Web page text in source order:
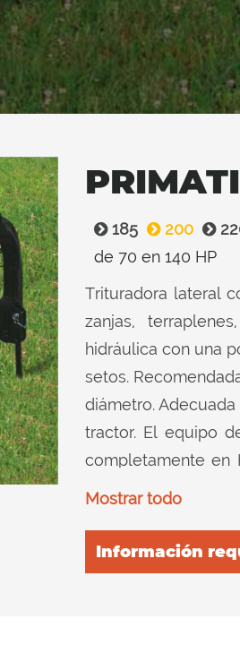
185 200
de 70 en 140 HP
Trituradora lateral
zanjas,
hidráulica con una
setos.
diámetro.
tractor. El equipo
completamente en
Doble posición del
potencia del
consumo. 2)
Mostrar todo
Información